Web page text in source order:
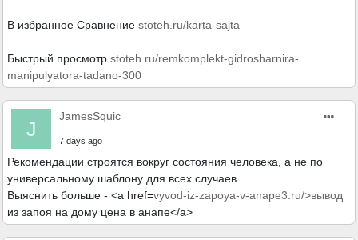
В избранное Сравнение stoteh.ru/karta-sajta
Быстрый просмотр stoteh.ru/remkomplekt-gidrosharnira-
manipulyatora-tadano-300
J
JamesSquic
7 days ago
Рекомендации строятся вокруг состояния человека, а не по
универсальному шаблону для всех случаев.
Выяснить больше - <a href=vyvod-iz-zapoya-v-anape3.ru/>вывод
из запоя на дому цена в анапе</a>